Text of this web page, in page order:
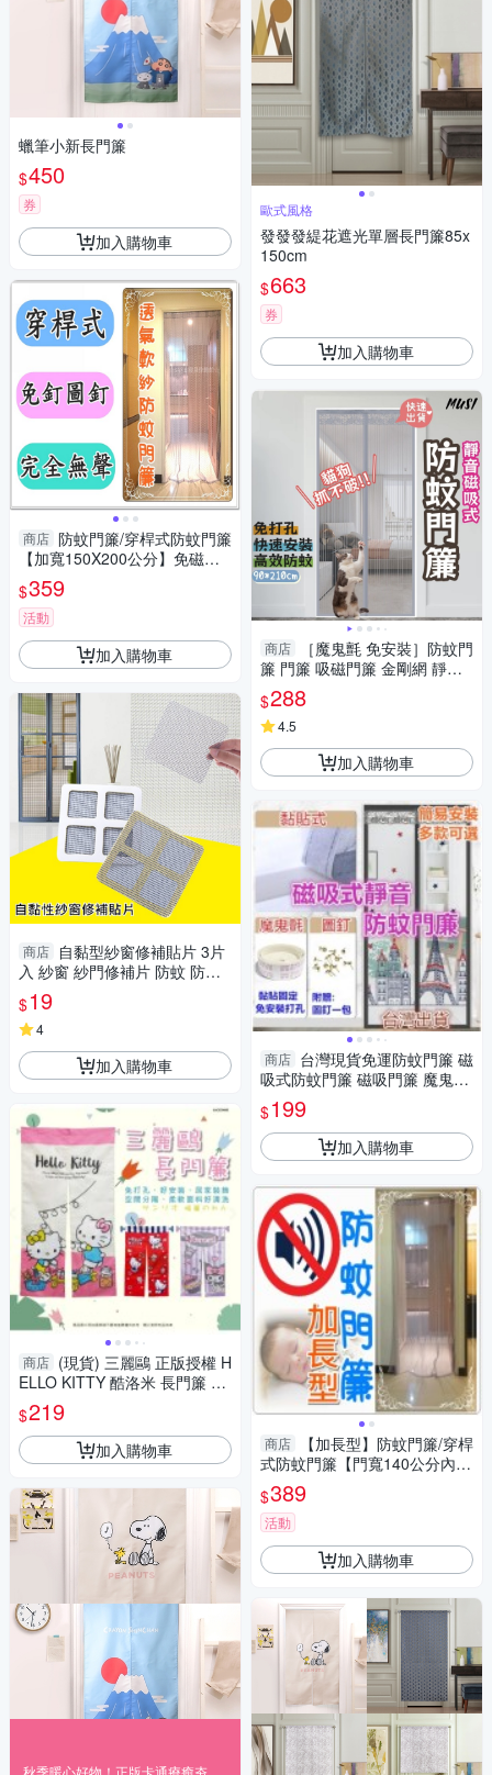
蠟筆小新長門簾
$450
券
加入購物車
商店 防蚊門簾/穿桿式防蚊門簾
【加寬150X200公分】免磁條/
免圖釘/完全無聲音/台灣製【老
婆當家】
$359
活動
加入購物車
商店 自黏型紗窗修補貼片 3片
入 紗窗 紗門修補片 防蚊 防蟲
Loxin
$19
4
加入購物車
商店 (現貨) 三麗鷗 正版授權 H
ELLO KITTY 酷洛米 長門簾 卡
$219
加入購物車
歐式風格
發發發緹花遮光單層長門簾85x
150cm
$663
券
加入購物車
商店
［魔鬼氈 免安裝］防蚊門
簾 門簾 吸磁門簾 金剛網 靜音
磁吸 蚊帳門簾 長門簾 防蚊 磁
吸門簾
$288
4.5
加入購物車
商店 台灣現貨免運防蚊門簾 磁
吸式防蚊門簾 磁吸門簾 魔鬼氈
靜音 門簾
$199
加入購物車
商店
【加長型】防蚊門簾/穿桿
式防蚊門簾【門寬140公分內可
使用】免磁條/免圖釘/完全無聲
音/台灣製
$389
活動
加入購物車